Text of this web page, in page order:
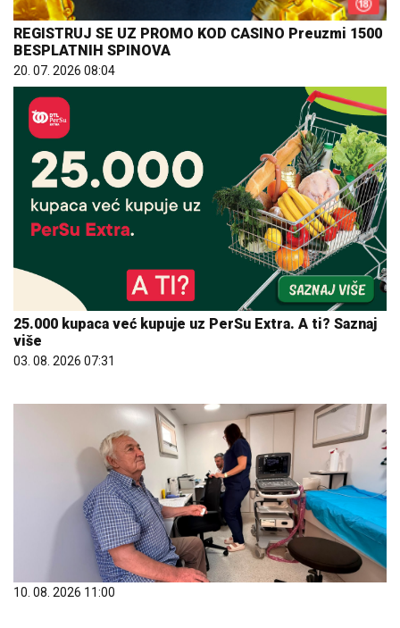
REGISTRUJ SE UZ PROMO KOD CASINO Preuzmi 1500
BESPLATNIH SPINOVA
20. 07. 2026 08:04
25.000 kupaca već kupuje uz PerSu Extra. A ti? Saznaj
više
03. 08. 2026 07:31
10. 08. 2026 11:00